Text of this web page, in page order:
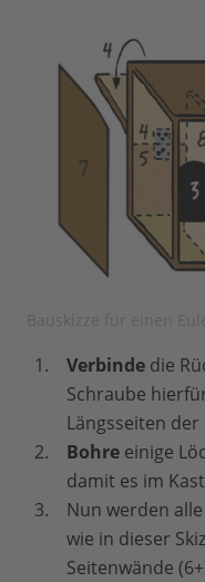
Verbinde die
Schraube
Längsseiten
Bohre einige
damit es im
Nun werden alle
wie in dieser
Seitenwände